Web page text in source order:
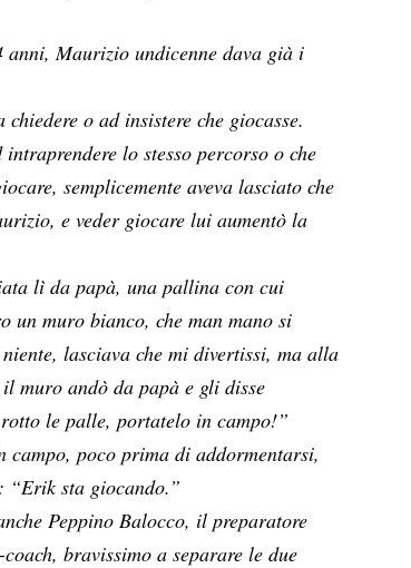
Maurizio undicenne dava già i
o ad insistere che giocasse.
lo stesso percorso o che
semplicemente aveva lasciato che
e veder giocare lui aumentò la
lì da papà, una pallina con cui
un muro bianco, che man mano si
lasciava che mi divertissi, ma alla
muro andò da papà e gli disse
le palle, portatelo in campo!”
campo, poco prima di addormentarsi,
“Erik sta giocando.”
Peppino Balocco, il preparatore
bravissimo a separare le due